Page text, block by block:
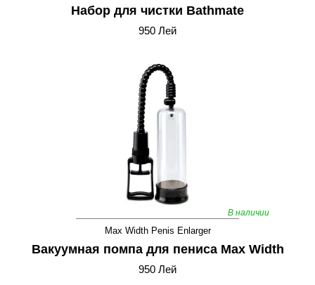
Набор для чистки Bathmate
950 Лей
В наличии
Max Width Penis Enlarger
Вакуумная помпа для пениса Max Width
950 Лей